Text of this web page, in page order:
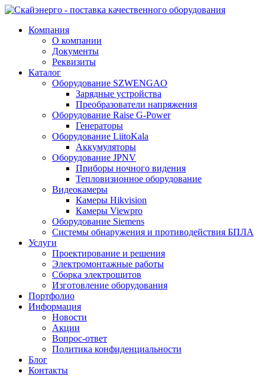
Компания
О компании
Документы
Реквизиты
Каталог
Оборудование SZWENGAO
Зарядные устройства
Преобразователи напряжения
Оборудование Raise G-Power
Генераторы
Оборудование LiitoKala
Аккумуляторы
Оборудование JPNV
Приборы ночного видения
Тепловизионное оборудование
Видеокамеры
Камеры Hikvision
Камеры Viewpro
Оборудование Siemens
Системы обнаружения и противодействия БПЛА
Услуги
Проектирование и решения
Электромонтажные работы
Сборка электрощитов
Изготовление оборудования
Портфолио
Информация
Новости
Акции
Вопрос-ответ
Политика конфиденциальности
Блог
Контакты